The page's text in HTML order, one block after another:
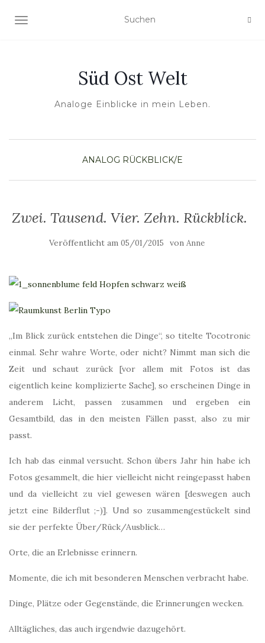
NAVIGATION UMSCHALTEN
Süd Ost Welt
Analoge Einblicke in mein Leben.
ANALOG RÜCKBLICK/E
Zwei. Tausend. Vier. Zehn. Rückblick.
Veröffentlicht am 05/01/2015 von Anne
„Im Blick zurück entstehen die Dinge“, so titelte Tocotronic
einmal. Sehr wahre Worte, oder nicht? Nimmt man sich die
Zeit und schaut zurück [vor allem mit Fotos ist das
eigentlich keine komplizierte Sache], so erscheinen Dinge in
anderem Licht, passen zusammen und ergeben ein
Gesamtbild, das in den meisten Fällen passt, also zu mir
passt.
Ich hab das einmal versucht. Schon übers Jahr hin habe ich
Fotos gesammelt, die hier vielleicht nicht reingepasst haben
und da vielleicht zu viel gewesen wären [deswegen auch
jetzt eine Bilderflut ;-)]. Und so zusammengestückelt sind
sie der perfekte Über/Rück/Ausblick…
Orte, die an Erlebnisse erinnern.
Momente, die ich mit besonderen Menschen verbracht habe.
Dinge, Plätze oder Gegenstände, die Erinnerungen wecken.
Alltägliches, das auch irgendwie dazugehört.